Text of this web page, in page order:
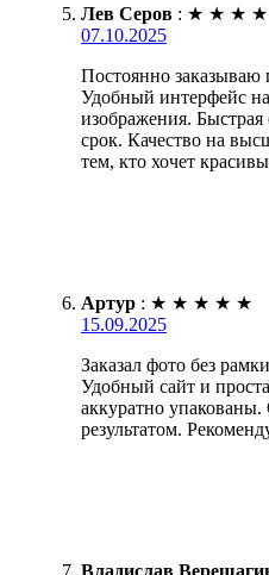
Лев Серов : ★ ★ ★ ★
07.10.2025
Постоянно заказываю
Удобный интерфейс на
изображения. Быстрая
срок. Качество на
тем, кто хочет
Артур : ★ ★ ★ ★ ★
15.09.2025
Заказал фото без
Удобный сайт и
аккуратно упакованы.
результатом.
Владислав